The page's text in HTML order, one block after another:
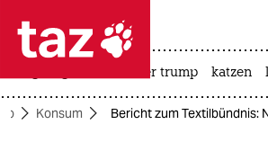
 taz zahl ich
taz zahl ich
usa unter trump katzen
Konsum Bericht zum Textilbündnis: